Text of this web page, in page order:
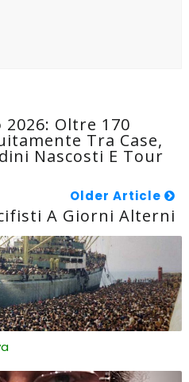
Oltre 170
Tra Case,
Nascosti E Tour
Older Article
A Giorni Alterni